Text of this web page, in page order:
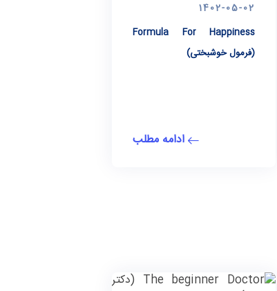
1402-05-02
Formula For Happiness
(فرمول خوشبختی)
ادامه مطلب